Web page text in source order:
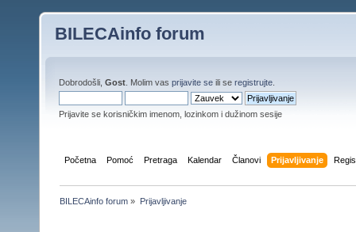
BILECAinfo forum
Dobrodošli, Gost . Molim vas prijavite se ili se registrujte
Prijavite se korisničkim imenom, lozinkom i dužinom sesije
Početna Pomoć Pretraga Kalendar Članovi Prijavljivanje
BILECAinfo forum » Prijavljivanje